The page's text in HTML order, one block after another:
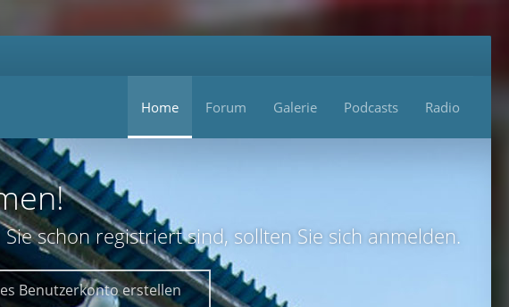
Home Forum Galerie Podcasts Radio
schon registriert sind, sollten Sie sich anmelden.
Benutzerkonto erstellen